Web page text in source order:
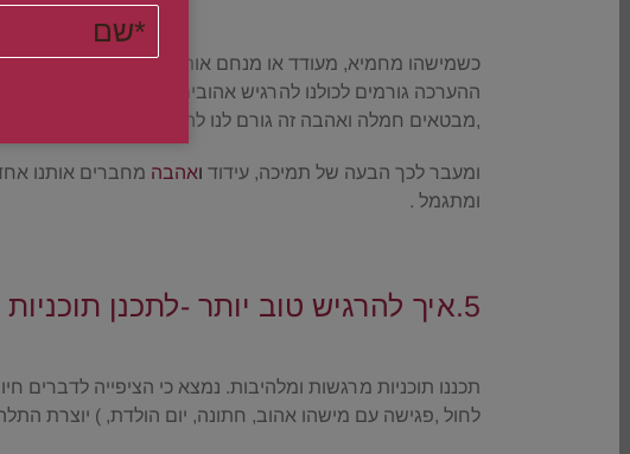
כשמישהו מחמיא, מעודד או מנחם אותנו זה מרגיע אותנו
ההערכה גורמים לכולנו להרגיש אהובים ורצויים .גם כשאנו
,מבטאים חמלה ואהבה זה גורם לנו להרגיש טוב עם עצמנו.
ומעבר לכך הבעה של תמיכה, עידוד ואהבה מחברים אותנו
ומתגמל .
5.איך להרגיש טוב יותר -לתכנן תוכניות מהנות
תכננו תוכניות מרגשות ומלהיבות. נמצא כי הציפייה לדברים
לחול ,פגישה עם מישהו אהוב, חתונה, יום הולדת, ) יוצרת